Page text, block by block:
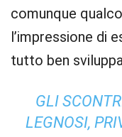
comunque
l’impressione di
tutto ben
GLI
LEGNOSI,